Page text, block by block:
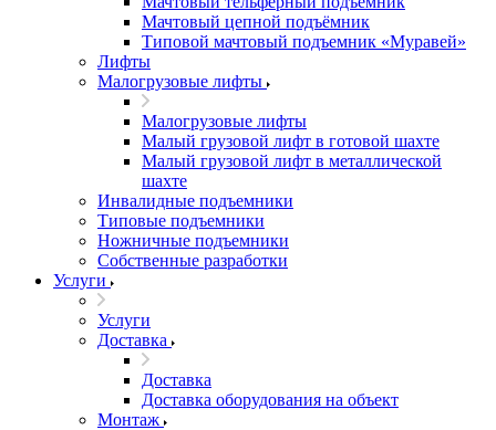
Мачтовый цепной подъёмник
Типовой мачтовый подъемник «Муравей»
Лифты
Малогрузовые лифты
Малогрузовые лифты
Малый грузовой лифт в готовой шахте
Малый грузовой лифт в металлической
шахте
Инвалидные подъемники
Типовые подъемники
Ножничные подъемники
Собственные разработки
Услуги
Услуги
Доставка
Доставка
Доставка оборудования на объект
Монтаж